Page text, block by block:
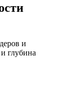
и
глубина